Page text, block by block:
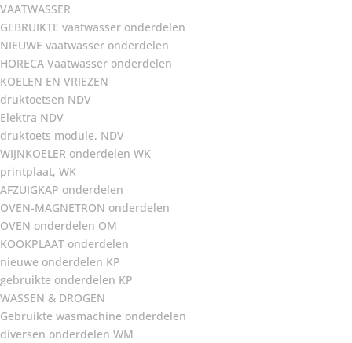
VAATWASSER
GEBRUIKTE vaatwasser onderdelen
NIEUWE vaatwasser onderdelen
HORECA Vaatwasser onderdelen
KOELEN EN VRIEZEN
druktoetsen NDV
Elektra NDV
druktoets module, NDV
WIJNKOELER onderdelen WK
printplaat, WK
AFZUIGKAP onderdelen
OVEN-MAGNETRON onderdelen
OVEN onderdelen OM
KOOKPLAAT onderdelen
nieuwe onderdelen KP
gebruikte onderdelen KP
WASSEN & DROGEN
Gebruikte wasmachine onderdelen
diversen onderdelen WM